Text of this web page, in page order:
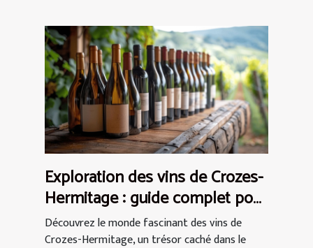
Exploration des vins de Crozes-
Hermitage : guide complet pour
débutants
Découvrez le monde fascinant des vins de
Crozes-Hermitage, un trésor caché dans le